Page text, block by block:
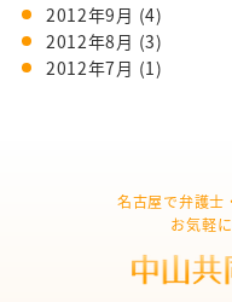
2012年9月 (4)
2012年8月 (3)
2012年7月 (1)
名古屋で弁護士
お気軽